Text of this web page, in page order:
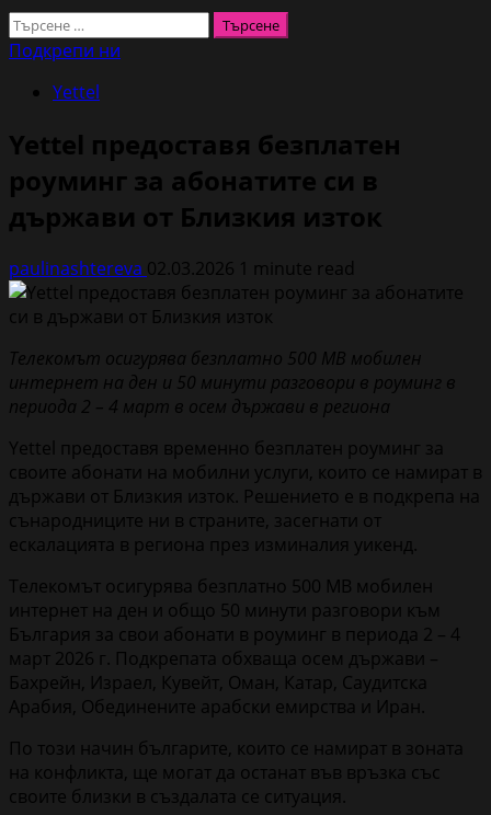
Търсене
за:
Подкрепи ни
Yettel
Yettel предоставя безплатен
роуминг за абонатите си в
държави от Близкия изток
paulinashtereva 02.03.2026 1 minute read
Телекомът осигурява безплатно 500 MВ мобилен
интернет на ден и 50 минути разговори в роуминг в
периода 2 – 4 март в осем държави в региона
Yettel предоставя временно безплатен роуминг за
своите абонати на мобилни услуги, които се намират в
държави от Близкия изток. Решението е в подкрепа на
сънародниците ни в страните, засегнати от
ескалацията в региона през изминалия уикенд.
Телекомът осигурява безплатно 500 MВ мобилен
интернет на ден и общо 50 минути разговори към
България за свои абонати в роуминг в периода 2 – 4
март 2026 г. Подкрепата обхваща осем държави –
Бахрейн, Израел, Кувейт, Оман, Катар, Саудитска
Арабия, Обединените арабски емирства и Иран.
По този начин българите, които се намират в зоната
на конфликта, ще могат да останат във връзка със
своите близки в създалата се ситуация.